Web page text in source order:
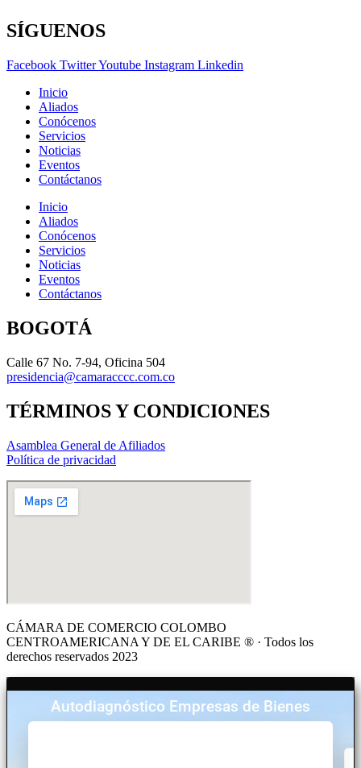
SÍGUENOS
Facebook TwitterYoutube Instagram Linkedin
Inicio
Aliados
Conócenos
Servicios
Noticias
Eventos
Contáctanos
Inicio
Aliados
Conócenos
Servicios
Noticias
Eventos
Contáctanos
BOGOTÁ
Calle 67 No. 7-94, Oficina 504
presidencia@camaracccc.com.co
TÉRMINOS Y CONDICIONES
Asamblea General de Afiliados
Política de privacidad
CÁMARA DE COMERCIO COLOMBO
CENTROAMERICANA Y DE EL CARIBE ® · Todos los
derechos reservados 2023